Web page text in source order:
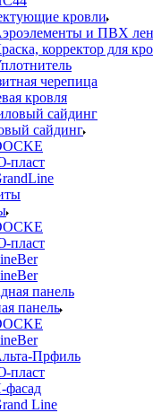
кровли
и ПВХ
корректор для
черепица
кровля
сайдинг
пласт
пласт
панель
Прфиль
пласт
фасад
Line